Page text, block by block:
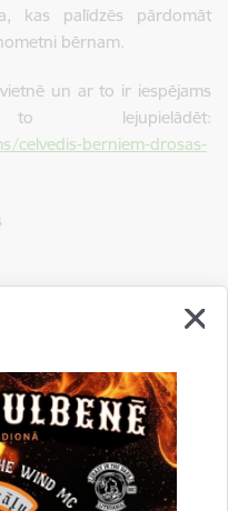
kas palīdzēs pārdomāt
bērnam.
un ar to ir iespējams
lejupielādēt:
celvedis-berniem-drosas-